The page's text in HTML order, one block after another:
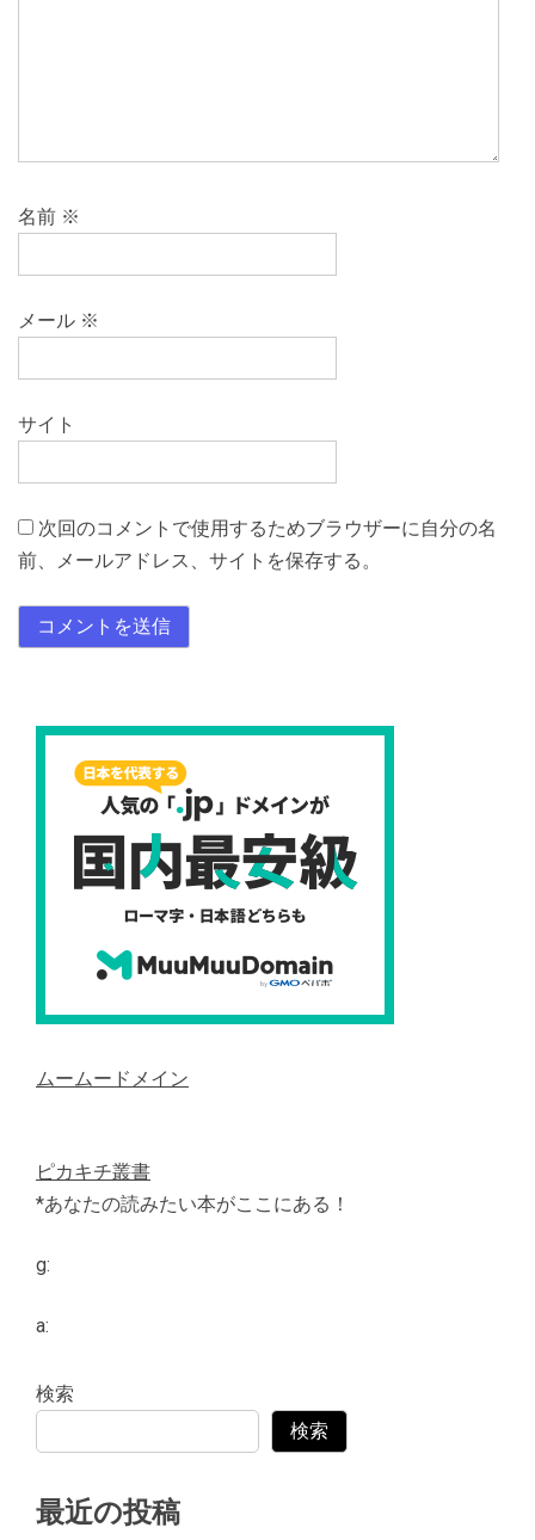
名前 ※
メール ※
サイト
次回のコメントで使用するためブラウザーに自分の名
前、メールアドレス、サイトを保存する。
ムームードメイン
ピカキチ叢書
*あなたの読みたい本がここにある！
g:
a:
検索
検索
最近の投稿